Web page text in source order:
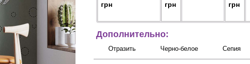
грн
грн
грн
Дополнительно:
Отразить Черно-белое Сепия